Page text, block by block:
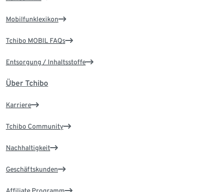
Mobilfunklexikon
Tchibo MOBIL FAQs
Entsorgung / Inhaltsstoffe
Über Tchibo
Karriere
Tchibo Community
Nachhaltigkeit
Geschäftskunden